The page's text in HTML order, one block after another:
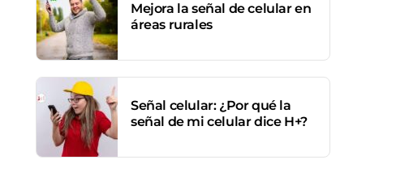
Mejora la señal de celular en
áreas rurales
Señal celular: ¿Por qué la
señal de mi celular dice H+?